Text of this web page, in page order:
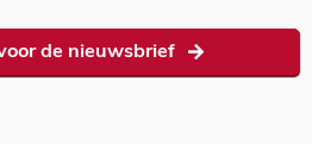
de nieuwsbrief